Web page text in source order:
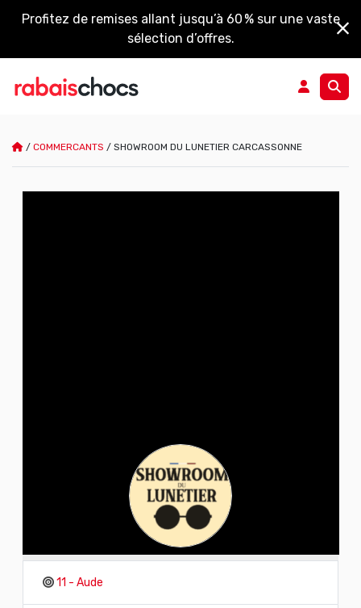
Profitez de remises allant jusqu’à 60 % sur une vaste
sélection d’offres.
/ COMMERCANTS / SHOWROOM DU LUNETIER CARCASSONNE
11 - Aude